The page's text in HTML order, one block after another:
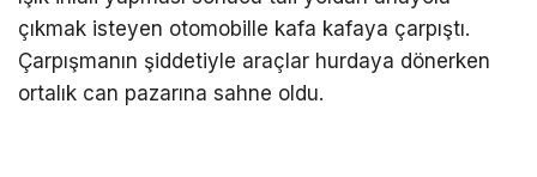
çıkmak isteyen otomobille kafa kafaya çarpıştı.
Çarpışmanın şiddetiyle araçlar hurdaya dönerken
ortalık can pazarına sahne oldu.